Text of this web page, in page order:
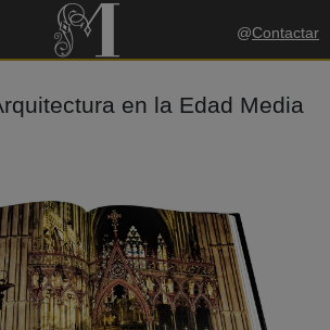
@Contactar
en la Edad Media